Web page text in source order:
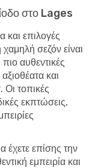
στο Lages
και επιλογές
σεζόν είναι
πιο αυθεντικές
και
Οι τοπικές
εκπτώσεις,
έχετε επίσης την
εμπειρία και